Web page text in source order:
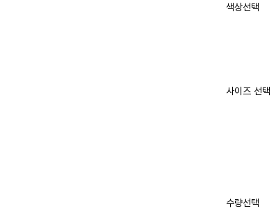
색상선택
사이즈 선택
수량선택